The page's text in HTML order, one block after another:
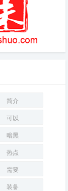
简介
可以
暗黑
热点
需要
装备